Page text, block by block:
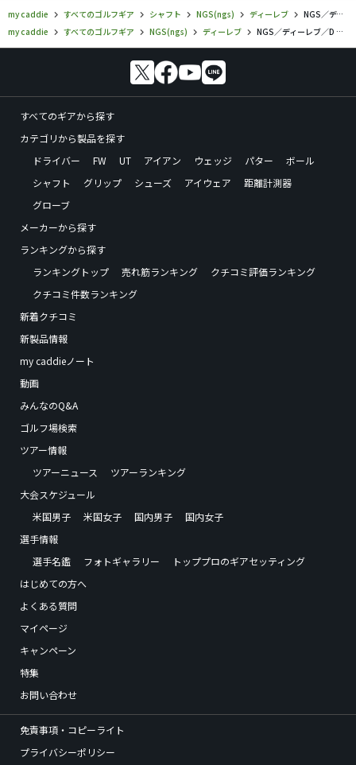
my caddie すべてのゴルフギア シャフト NGS(ngs) ディーレブ
NGS／ディーレブ／D REV PROIIの口コミ評価
my caddie
すべてのゴルフギア NGS(ngs) ディーレブ NGS／ディーレブ／D REV PROIIの口コミ評価
すべてのギアから探す
カテゴリから製品を探す
ドライバー
FW UT アイアン ウェッジ パター
ボール
シャフト
グリップ シューズ アイウェア
距離計測器
グローブ
メーカーから探す
ランキングから探す
ランキングトップ
売れ筋ランキング
クチコミ評価ランキング
クチコミ件数ランキング
新着クチコミ
新製品情報
my caddieノート
動画
みんなのQ&A
ゴルフ場検索
ツアー情報
ツアーニュース
ツアーランキング
大会スケジュール
米国男子
米国女子 国内男子
国内女子
選手情報
選手名鑑
フォトギャラリー
トッププロのギアセッティング
はじめての方へ
よくある質問
マイページ
キャンペーン
特集
お問い合わせ
免責事項・コピーライト
プライバシーポリシー